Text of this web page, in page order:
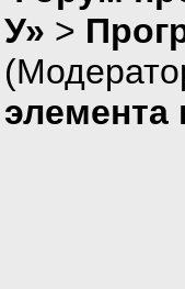
У» >
элемента